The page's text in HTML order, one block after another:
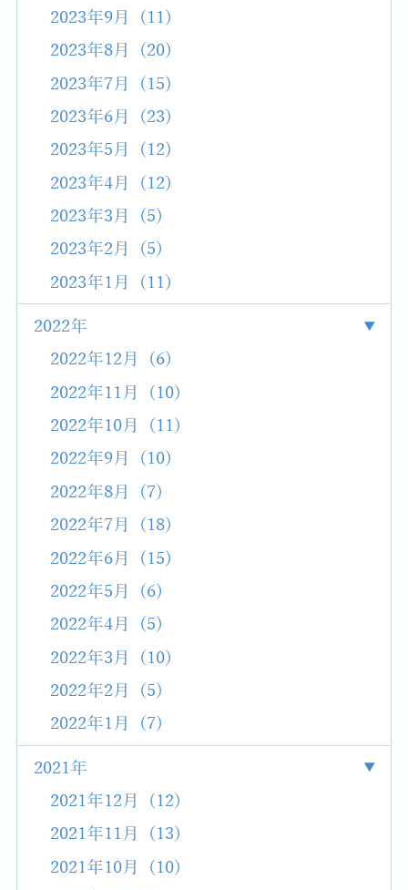
2023年9月 (11)
2023年8月 (20)
2023年7月 (15)
2023年6月 (23)
2023年5月 (12)
2023年4月 (12)
2023年3月 (5)
2023年2月 (5)
2023年1月 (11)
2022年
2022年12月 (6)
2022年11月 (10)
2022年10月 (11)
2022年9月 (10)
2022年8月 (7)
2022年7月 (18)
2022年6月 (15)
2022年5月 (6)
2022年4月 (5)
2022年3月 (10)
2022年2月 (5)
2022年1月 (7)
2021年
2021年12月 (12)
2021年11月 (13)
2021年10月 (10)